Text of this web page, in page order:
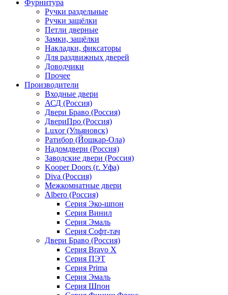
Фурнитура
Ручки раздельные
Ручки защёлки
Петли дверные
Замки, защёлки
Накладки, фиксаторы
Для раздвижных дверей
Доводчики
Прочее
Производители
Входные двери
АСД (Россия)
Двери Браво (Россия)
ДвериПро (Россия)
Luxor (Ульяновск)
Ратибор (Йошкар-Ола)
Надомдвери (Россия)
Заводские двери (Россия)
Kooper Doors (г. Уфа)
Diva (Россия)
Межкомнатные двери
Albero (Россия)
Серия Эко-шпон
Серия Винил
Серия Эмаль
Серия Софт-тач
Двери Браво (Россия)
Серия Bravo X
Серия ПЭТ
Серия Prima
Серия Эмаль
Серия Шпон